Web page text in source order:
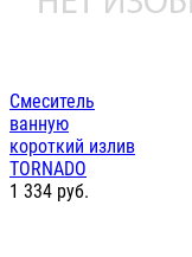
Смеситель
ванную
короткий излив
TORNADO
1 334 руб.